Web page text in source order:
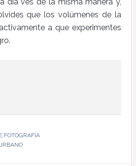
que los volúmenes de la
a que experimentes
FOTOGRAFÍA